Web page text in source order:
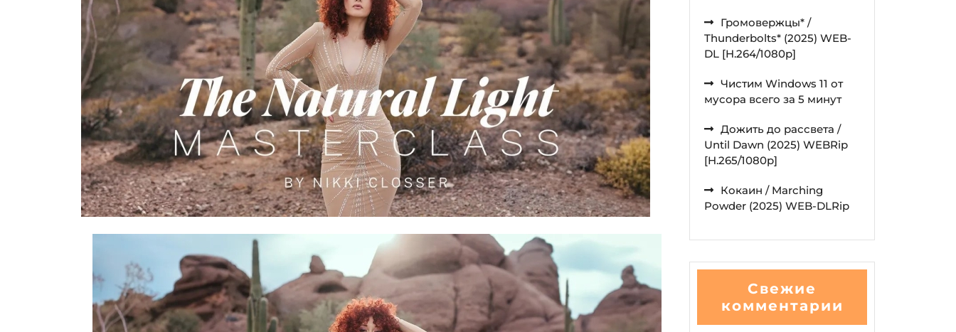
Громовержцы* /
Thunderbolts* (2025) WEB-
DL [H.264/1080p]
Чистим Windows 11 от
мусора всего за 5 минут
Дожить до рассвета /
Until Dawn (2025) WEBRip
[H.265/1080p]
Кокаин / Marching
Powder (2025) WEB-DLRip
Свежие
комментарии